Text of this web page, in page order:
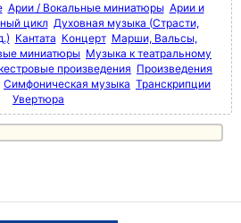
Арии / Вокальные миниатюры Арии и
цикл Духовная музыка (Страсти,
Кантата Концерт Марши, Вальсы,
миниатюры Музыка к театральному
произведения Произведения
Симфоническая музыка Транскрипции
Увертюра